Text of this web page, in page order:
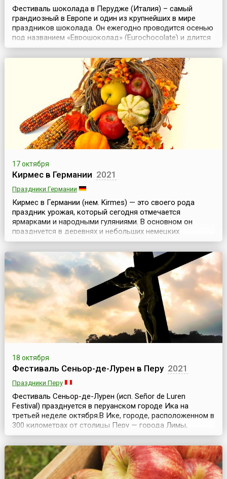
Фестиваль шоколада в Перудже (Италия) – самый
грандиозный в Европе и один из крупнейших в мире
праздников шоколада. Он ежегодно проводится осенью
под названием «Еврошоколад» (Eurochocolate) и длится
10 дней. В итальянский город Перуджа, ставший за
последние годы своеобразной «сладкой столицей»
мира, на несколько дней собираются истинные эксперты
шоколада и простые любители этого лакомства. С ...
17 октября
Кирмес в Германии 2021
Праздники Германии
Кирмес в Германии (нем. Kirmes) — это своего рода
праздник урожая, который сегодня отмечается
ярмарками и народными гуляниями. В основном он
празднуется в деревнях и небольших немецких
городках.Праздник начинается с откапывания Кирмеса,
соломенного чучела с бутылочкой шнапса, которого
закапывают в землю за две недели до этого дня. Затем
чучело торжественно несут через всю деревню к
украшен...
18 октября
Фестиваль Сеньор-де-Лурен в Перу 2021
Праздники Перу
Фестиваль Сеньор-де-Лурен (исп. Señor de Luren
Festival) празднуется в перуанском городе Ика на
третьей неделе октября.В Ике, городе, расположенном в
300 километрах от столицы Перу — города Лимы,
проходит религиозное шествие в честь покровителя
города Иисуса Христа, на которое собирается большое
количество местных жителей и туристов, и
организовываются красочные ярмарки, игры и другие
развлека...